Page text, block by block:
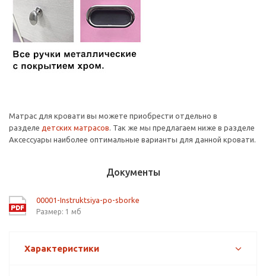
Матрас для кровати вы можете приобрести отдельно в
разделе детских матрасов. Так же мы предлагаем ниже в разделе
Аксессуары наиболее оптимальные варианты для данной кровати.
Документы
00001-Instruktsiya-po-sborke
Размер: 1 мб
Характеристики